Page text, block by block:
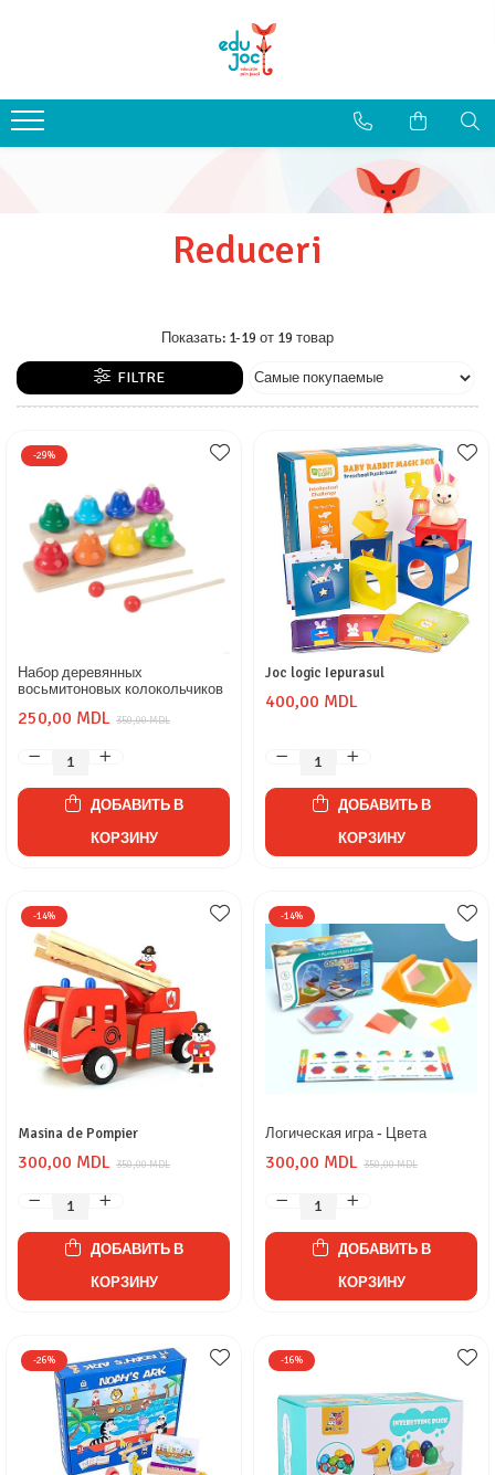
1-2 ani
3-4 ani
Reduceri
Показать: 1-19 от 19 товар
FILTRE
-29%
Набор деревянных
восьмитоновых колокольчиков
350,00 MDL
250,00 MDL
ДОБАВИТЬ В
КОРЗИНУ
Joc logic Iepurasul
400,00 MDL
ДОБАВИТЬ В
КОРЗИНУ
-14%
Masina de Pompier
350,00 MDL
300,00 MDL
ДОБАВИТЬ В
КОРЗИНУ
-14%
Логическая игра - Цвета
350,00 MDL
300,00 MDL
ДОБАВИТЬ В
КОРЗИНУ
-26% -16%